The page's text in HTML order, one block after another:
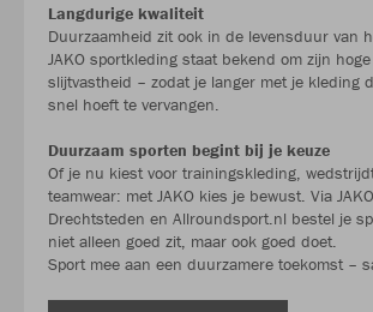
Langdurige kwaliteit
Duurzaamheid zit ook in de levensduur van
JAKO sportkleding staat bekend om zijn
slijtvastheid – zodat je langer met je kleding
snel hoeft te vervangen.
Duurzaam sporten begint bij je keuze
Of je nu kiest voor trainingskleding,
teamwear: met JAKO kies je bewust. Via
Drechtsteden en Allroundsport.nl bestel je
niet alleen goed zit, maar ook goed doet.
Sport mee aan een duurzamere toekomst –